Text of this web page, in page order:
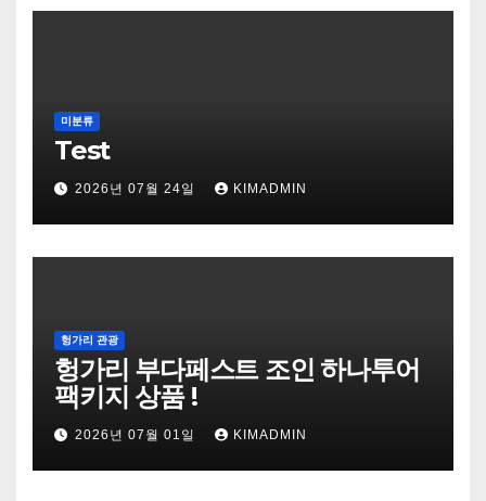
미분류
Test
2026년 07월 24일 KIMADMIN
헝가리 관광
헝가리 부다페스트 조인 하나투어
팩키지 상품 !
2026년 07월 01일 KIMADMIN